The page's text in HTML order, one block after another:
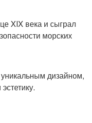
XIX века и сыграл
морских
дизайном,